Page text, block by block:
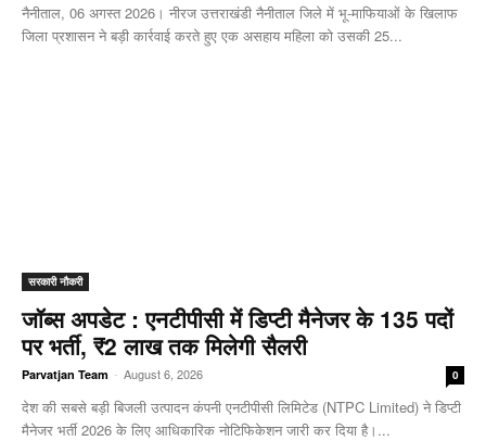
नैनीताल, 06 अगस्त 2026। नीरज उत्तराखंडी नैनीताल जिले में भू-माफियाओं के खिलाफ
जिला प्रशासन ने बड़ी कार्रवाई करते हुए एक असहाय महिला को उसकी 25...
सरकारी नौकरी
जॉब्स अपडेट : एनटीपीसी में डिप्टी मैनेजर के 135 पदों
पर भर्ती, ₹2 लाख तक मिलेगी सैलरी
Parvatjan Team - August 6, 2026 0
देश की सबसे बड़ी बिजली उत्पादन कंपनी एनटीपीसी लिमिटेड (NTPC Limited) ने डिप्टी
मैनेजर भर्ती 2026 के लिए आधिकारिक नोटिफिकेशन जारी कर दिया है।...